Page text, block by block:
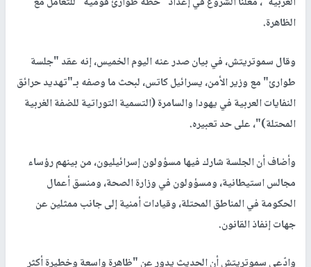
الظاهرة.
وقال سموتريتش، في بيان صدر عنه اليوم الخميس، إنه عقد "جلسة
طوارئ" مع وزير الأمن، يسرائيل كاتس، لبحث ما وصفه بـ"تهديد حرائق
النفايات العربية في يهودا والسامرة (التسمية التوراتية للضفة الغربية
المحتلة)"، على حد تعبيره.
وأضاف أن الجلسة شارك فيها مسؤولون إسرائيليون، من بينهم رؤساء
مجالس استيطانية، ومسؤولون في وزارة الصحة، ومنسق أعمال
الحكومة في المناطق المحتلة، وقيادات أمنية إلى جانب ممثلين عن
جهات إنفاذ القانون.